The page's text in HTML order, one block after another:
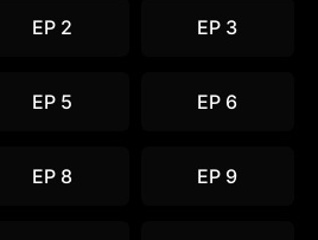
EP 2 EP 3
EP 5 EP 6
EP 8 EP 9